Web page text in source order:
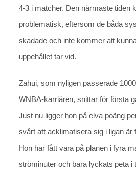
4-3 i matcher. Den närmaste tiden
problematisk, eftersom de båda
skadade och inte kommer att
uppehållet tar vid.
Zahui, som nyligen passerade
WNBA-karriären, snittar för första
Just nu ligger hon på elva poäng
svårt att acklimatisera sig i ligan är
Hon har fått vara på planen i fyra
ströminuter och bara lyckats peta i